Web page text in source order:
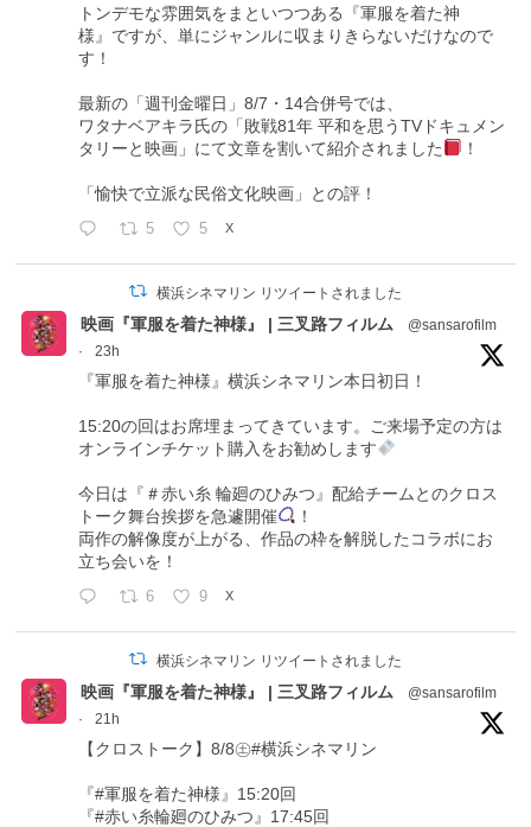
トンデモな雰囲気をまといつつある『軍服を着た神
様』ですが、単にジャンルに収まりきらないだけなので
す！
最新の「週刊金曜日」8/7・14合併号では、
ワタナベアキラ氏の「敗戦81年 平和を思うTVドキュメン
タリーと映画」にて文章を割いて紹介されました
！
「愉快で立派な民俗文化映画」との評！
5 5 X
横浜シネマリン リツイートされました
映画『軍服を着た神様』 | 三叉路フィルム
@sansarofilm
·
23h
『軍服を着た神様』横浜シネマリン本日初日！
15:20の回はお席埋まってきています。ご来場予定の方は
オンラインチケット購入をお勧めします
今日は『＃赤い糸 輪廻のひみつ』配給チームとのクロス
トーク舞台挨拶を急遽開催
！
両作の解像度が上がる、作品の枠を解脱したコラボにお
立ち会いを！
6 9 X
横浜シネマリン リツイートされました
映画『軍服を着た神様』 | 三叉路フィルム
@sansarofilm
·
21h
【クロストーク】8/8㊏#横浜シネマリン
『#軍服を着た神様』15:20回
『#赤い糸輪廻のひみつ』17:45回